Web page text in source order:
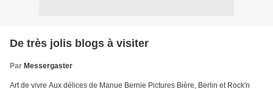
De très jolis blogs à visiter
Par Messergaster
Art de vivre Aux délices de Manue Bernie Pictures Bière, Berlin et Rock'n